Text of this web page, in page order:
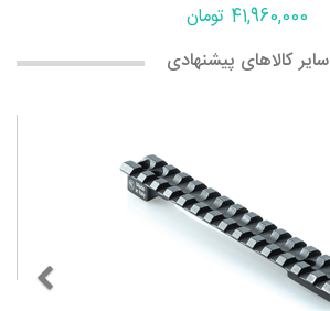
41,960,000 تومان
سایر کالاهای پیشنهادی